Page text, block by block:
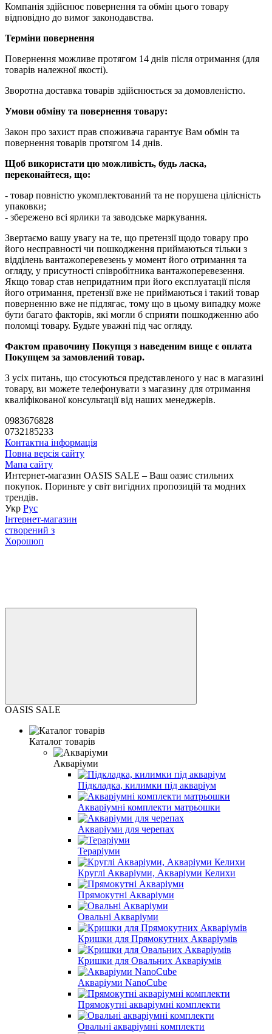
Компанія здійснює повернення та обмін цього товару
відповідно до вимог законодавства.
Терміни повернення
Повернення можливе протягом 14 днів після отримання (для
товарів належної якості).
Зворотна доставка товарів здійснюється за домовленістю.
Умови обміну та повернення товару:
Закон про захист прав споживача гарантує Вам обмін та
повернення товарів протягом 14 днів.
Щоб використати цю можливість, будь ласка,
переконайтеся, що:
- товар повністю укомплектований та не порушена цілісність
упаковки;
- збережено всі ярлики та заводське маркування.
Звертаємо вашу увагу на те, що претензії щодо товару про
його несправності чи пошкодження приймаються тільки з
відділень вантажоперевезень у момент його отримання та
огляду, у присутності співробітника вантажоперевезення.
Якщо товар став непридатним при його експлуатації після
його отримання, претензії вже не приймаються і такий товар
поверненню вже не підлягає, тому що в цьому випадку може
бути багато факторів, які могли б сприяти пошкодженню або
поломці товару. Будьте уважні під час огляду.
Фактом правочину Покупця з наведеним вище є оплата
Покупцем за замовлений товар.
З усіх питань, що стосуються представленого у нас в магазині
товару, ви можете телефонувати з магазину для отримання
кваліфікованої консультації від наших менеджерів.
0983676828
0732185233
Контактна інформація
Повна версія сайту
Мапа сайту
Интернет-магазин OASIS SALE – Ваш оазис стильних
покупок. Пориньте у світ вигідних пропозицій та модних
трендів.
Укр Рус
Інтернет-магазин
створений з
Хорошоп
OASIS SALE
Каталог товарів
Акваріуми
Підкладка, килимки під акваріум
Акваріумні комплекти матрьошки
Акваріуми для черепах
Тераріуми
Круглі Акваріуми, Акваріуми Келихи
Прямокутні Акваріуми
Овальні Акваріуми
Кришки для Прямокутних Акваріумів
Кришки для Овальних Акваріумів
Акваріуми NanoCube
Прямокутні акваріумні комплекти
Овальні акваріумні комплекти